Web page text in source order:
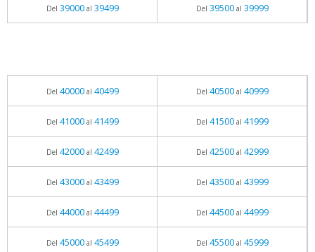
Del 39000al 39499 Del 39500al 39999
Del 40000al 40499 Del 40500al 40999
Del 41000al 41499 Del 41500al 41999
Del 42000al 42499 Del 42500al 42999
Del 43000al 43499 Del 43500al 43999
Del 44000al 44499 Del 44500al 44999
Del 45000al 45499 Del 45500al 45999